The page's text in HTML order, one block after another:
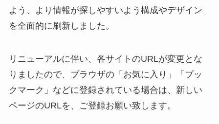
よう、より情報が探しやすいよう構成やデザイン
を全面的に刷新しました。
リニューアルに伴い、各サイトのURLが変更とな
りましたので、ブラウザの「お気に入り」「ブッ
クマーク」などに登録されている場合は、新しい
ページのURLを、ご登録お願い致します。